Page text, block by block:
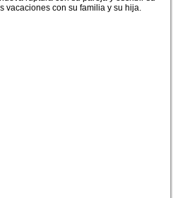
vacaciones con su familia y su hija.